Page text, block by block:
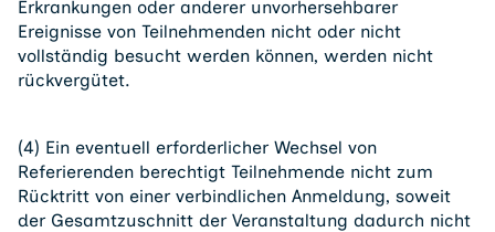
Erkrankungen oder anderer unvorhersehbarer
Ereignisse von Teilnehmenden nicht oder nicht
vollständig besucht werden können, werden nicht
rückvergütet.
(4) Ein eventuell erforderlicher Wechsel von
Referierenden berechtigt Teilnehmende nicht zum
Rücktritt von einer verbindlichen Anmeldung, soweit
der Gesamtzuschnitt der Veranstaltung dadurch nicht